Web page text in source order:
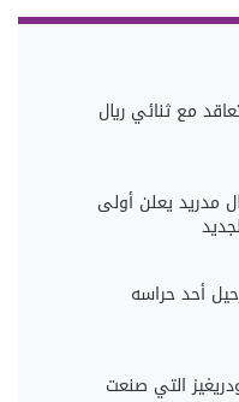
مع ثنائي ريال
مدريد يعلن أولى
أحد حراسه
التي صنعت